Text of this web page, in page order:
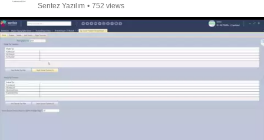
Sentez Yazılım • 752 views